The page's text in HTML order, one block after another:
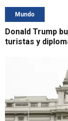
Mundo
Donald Trump
turistas y